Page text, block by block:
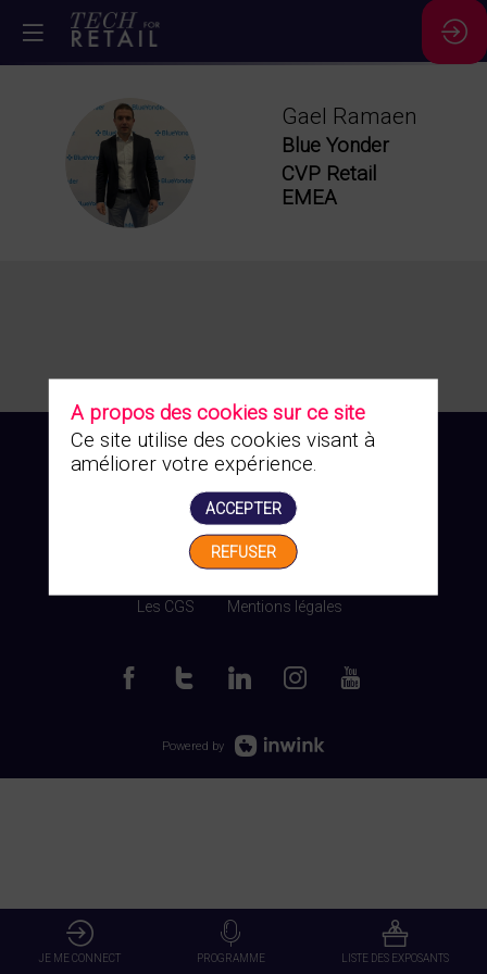
GR
Gael Ramaen
Blue Yonder
CVP Retail
EMEA
Gérer mes cookies
Les CGS Mentions légales
Powered by
JE ME CONNECT PROGRAMME LISTE DES EXPOSANTS
A propos des cookies sur ce site
Ce site utilise des cookies visant à
améliorer votre expérience.
ACCEPTER
REFUSER